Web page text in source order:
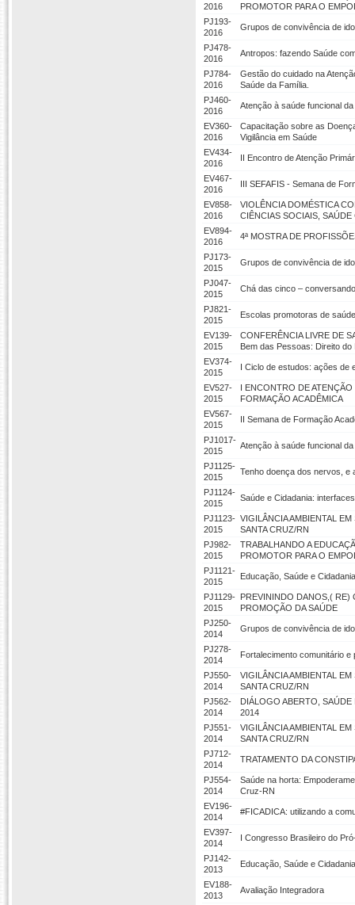
2016
PROMOTOR PARA O
PJ193-
2016
Grupos de convivência de
PJ478-
2016
Antropos: fazendo Saúde
PJ784-
2016
Gestão do cuidado na
Saúde da Família.
PJ460-
2016
Atenção à saúde funcional
EV360-
2016
Capacitação sobre as
Vigilância em Saúde
EV434-
2016
II Encontro de Atenção
EV467-
2016
III SEFAFIS - Semana de
EV858-
2016
VIOLÊNCIA DOMÉSTICA
CIÊNCIAS SOCIAIS, SAÚDE
EV894-
2016
4ª MOSTRA DE
PJ173-
2015
Grupos de convivência de
PJ047-
2015
Chá das cinco –
PJ821-
2015
Escolas promotoras de
EV139-
2015
CONFERÊNCIA LIVRE DE
Bem das Pessoas: Direito do
EV374-
2015
I Ciclo de estudos: ações de
EV527-
2015
I ENCONTRO DE
FORMAÇÃO ACADÊMICA
EV567-
2015
II Semana de Formação
PJ1017-
2015
Atenção à saúde funcional
PJ1125-
2015
Tenho doença dos nervos, e
PJ1124-
2015
Saúde e Cidadania:
PJ1123-
2015
VIGILÂNCIA AMBIENTAL
SANTA CRUZ/RN
PJ982-
2015
TRABALHANDO A
PROMOTOR PARA O
PJ1121-
2015
Educação, Saúde e
PJ1129-
2015
PREVININDO DANOS,( RE)
PROMOÇÃO DA SAÚDE
PJ250-
2014
Grupos de convivência de
PJ278-
2014
Fortalecimento comunitário
PJ550-
2014
VIGILÂNCIA AMBIENTAL
SANTA CRUZ/RN
PJ562-
2014
DIÁLOGO ABERTO,
2014
PJ551-
2014
VIGILÂNCIA AMBIENTAL
SANTA CRUZ/RN
PJ712-
2014
TRATAMENTO DA
PJ554-
2014
Saúde na horta:
Cruz-RN
EV196-
2014
#FICADICA: utilizando a
EV397-
2014
I Congresso Brasileiro do
PJ142-
2013
Educação, Saúde e
EV188-
2013
Avaliação Integradora